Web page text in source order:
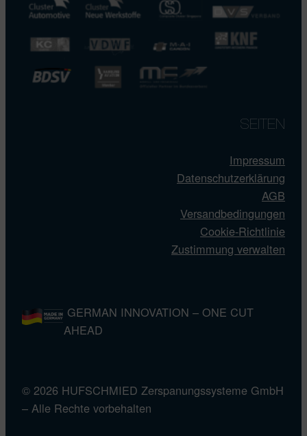
SEITEN
Impressum
Datenschutzerklärung
AGB
Versandbedingungen
Cookie-Richtlinie
Zustimmung verwalten
GERMAN INNOVATION – ONE CUT
AHEAD
© 2026 HUFSCHMIED Zerspanungssysteme GmbH
– Alle Rechte vorbehalten